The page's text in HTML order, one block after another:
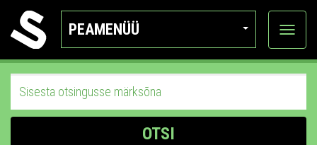
PEAMENÜÜ
Ava
OTSI